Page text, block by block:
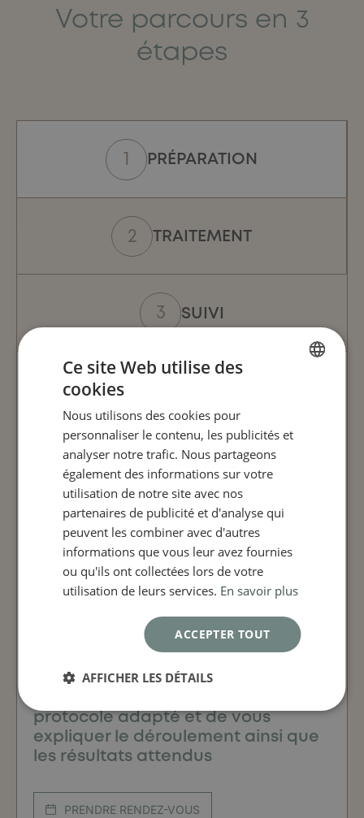
Votre parcours en 3
étapes
PRÉPARATION
TRAITEMENT
SUIVI
Une consultation permettra
protocole adapté et de vous
expliquer le déroulement ainsi que
les résultats attendus
PRENDRE RENDEZ-VOUS
Ce site Web utilise des
cookies
Nous utilisons des cookies pour
personnaliser le contenu, les publicités et
analyser notre trafic. Nous partageons
également des informations sur votre
utilisation de notre site avec nos
partenaires de publicité et d'analyse qui
peuvent les combiner avec d'autres
informations que vous leur avez fournies
ou qu'ils ont collectées lors de votre
utilisation de leurs services. En savoir plus
ACCEPTER TOUT
AFFICHER LES DÉTAILS